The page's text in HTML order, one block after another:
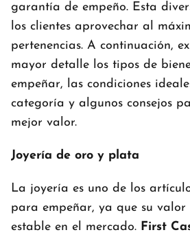
garantía de empeño. Esta
los clientes aprovechar al
pertenencias. A continuación,
mayor detalle los tipos de
empeñar, las condiciones
categoría y algunos consejos
mejor valor.
Joyería de oro y plata
La joyería es uno de los
para empeñar, ya que su valor
estable en el mercado. First